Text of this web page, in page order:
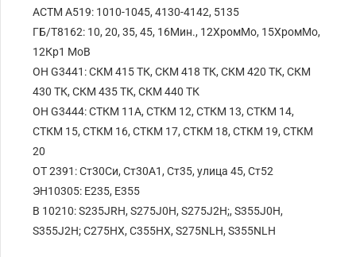
АСТМ А519: 1010-1045, 4130-4142, 5135
ГБ/T8162: 10, 20, 35, 45, 16Мин., 12ХромМо, 15ХромМо,
12Кр1 МоВ
ОН G3441: СКМ 415 ТК, СКМ 418 ТК, СКМ 420 ТК, СКМ
430 ТК, СКМ 435 ТК, СКМ 440 ТК
ОН G3444: СТКМ 11А, СТКМ 12, СТКМ 13, СТКМ 14,
СТКМ 15, СТКМ 16, СТКМ 17, СТКМ 18, СТКМ 19, СТКМ
20
ОТ 2391: Ст30Си, Ст30А1, Ст35, улица 45, Ст52
ЭН10305: Е235, Е355
В 10210: S235JRH, S275J0H, S275J2H;, S355J0H,
S355J2H; С275НХ, С355НХ, S275NLH, S355NLH